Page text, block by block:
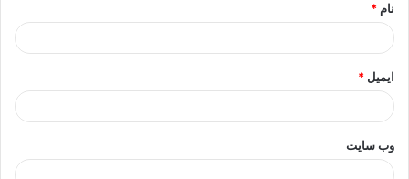
نام *
ایمیل *
وب‌ سایت